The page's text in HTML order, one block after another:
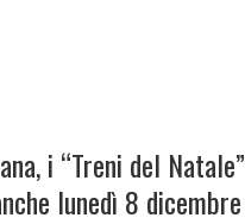
i “Treni del Natale”
lunedì 8 dicembre